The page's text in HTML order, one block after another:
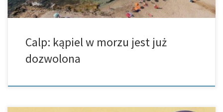
Calp: kąpiel w morzu jest już
dozwolona